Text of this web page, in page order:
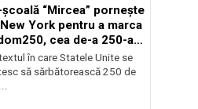
școală “Mircea” pornește
York pentru a marca
cea de-a 250-a
a Statelor Unite
în care Statele Unite se
să sărbătorească 250 de